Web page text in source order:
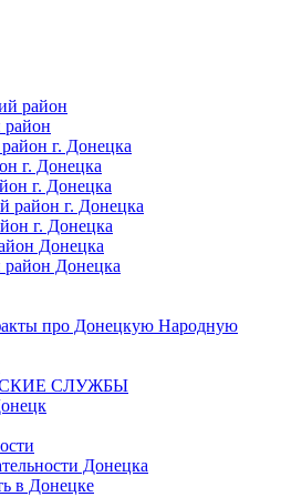
район
район
г. Донецка
г. Донецка
г. Донецка
район г. Донецка
г. Донецка
Донецка
район Донецка
про Донецкую Народную
СЛУЖБЫ
Донецка
в Донецке